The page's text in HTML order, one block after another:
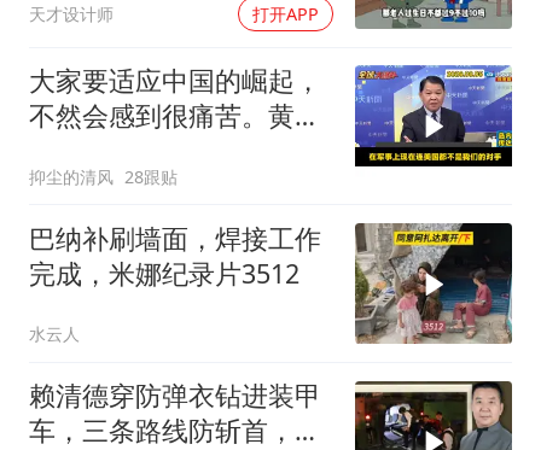
天才设计师 打开APP
大家要适应中国的崛起，
不然会感到很痛苦。黄征
抑尘的清风 28跟贴
巴纳补刷墙面，焊接工作
完成，米娜纪录片3512
水云人
赖清德穿防弹衣钻进装甲
车，三条路线防斩首，真